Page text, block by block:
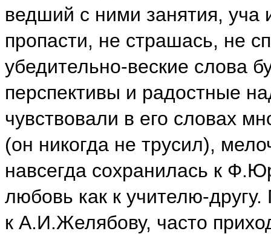
ведший с ними занятия, уча
пропасти, не страшась, не
убедительно-веские слова
перспективы и радостные
чувствовали в его словах
(он никогда не трусил),
навсегда сохранилась к
любовь как к учителю-
к А.И.Желябову, часто